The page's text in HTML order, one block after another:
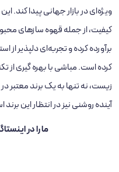
ویژه‌ای در بازار جهانی پیدا کند.
کیفیت، از جمله قهوه ‌سازهای
برآورده کرده و تجربه‌ای دلپذیر
کرده است. مباشی با بهره‌ گیری از
زیست، نه‌ تنها به یک برند معتبر
آینده روشنی نیز در انتظار این
ما را در